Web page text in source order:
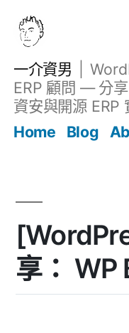
一介資男
ERP 顧問 — 分
資安與開源 ERP
Home
Blog
享：
文章